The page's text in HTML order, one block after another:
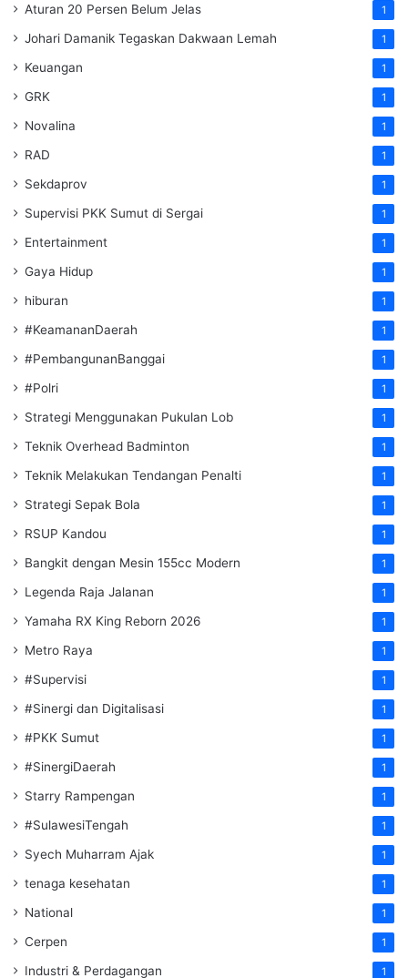
Aturan 20 Persen Belum Jelas 1
Johari Damanik Tegaskan Dakwaan Lemah 1
Keuangan 1
GRK 1
Novalina 1
RAD 1
Sekdaprov 1
Supervisi PKK Sumut di Sergai 1
Entertainment 1
Gaya Hidup 1
hiburan 1
#KeamananDaerah 1
#PembangunanBanggai 1
#Polri 1
Strategi Menggunakan Pukulan Lob 1
Teknik Overhead Badminton 1
Teknik Melakukan Tendangan Penalti 1
Strategi Sepak Bola 1
RSUP Kandou 1
Bangkit dengan Mesin 155cc Modern 1
Legenda Raja Jalanan 1
Yamaha RX King Reborn 2026 1
Metro Raya 1
#Supervisi 1
#Sinergi dan Digitalisasi 1
#PKK Sumut 1
#SinergiDaerah 1
Starry Rampengan 1
#SulawesiTengah 1
Syech Muharram Ajak 1
tenaga kesehatan 1
National 1
Cerpen 1
Industri & Perdagangan 1